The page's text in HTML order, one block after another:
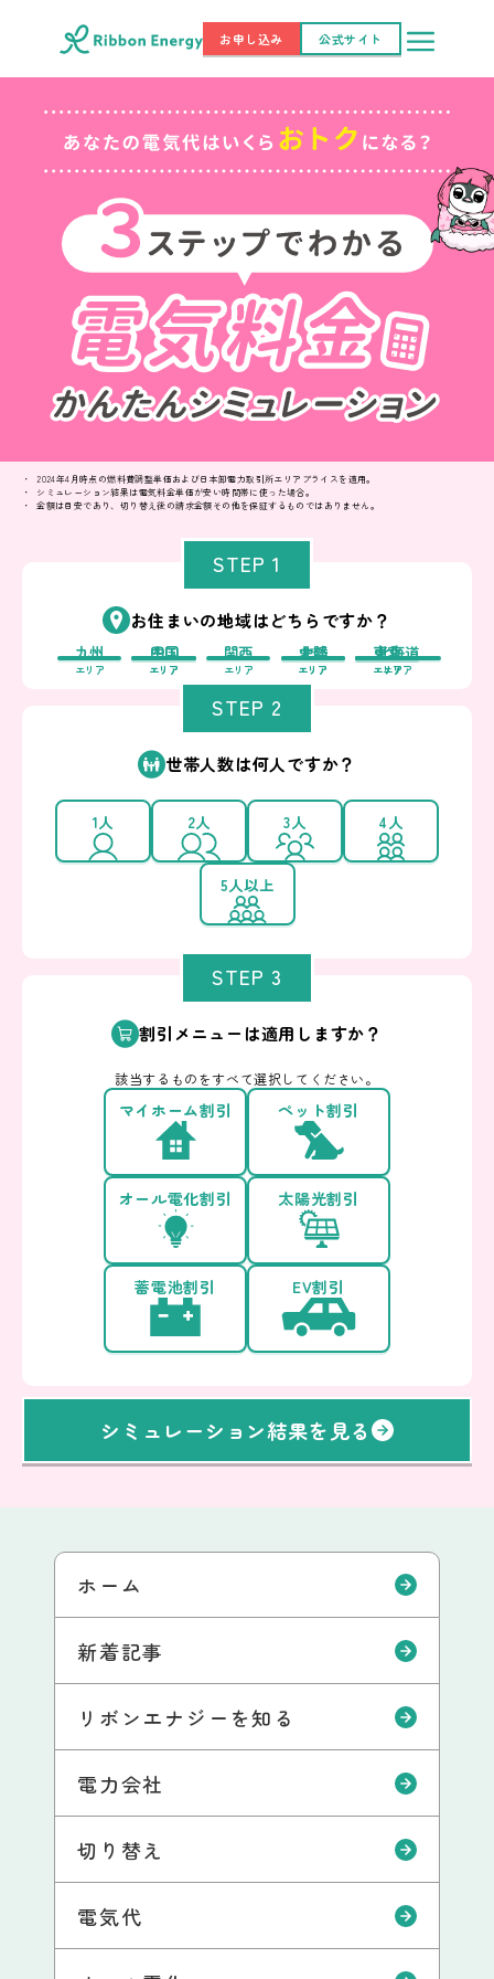
お申し込み 公式サイト
2024年4月時点の燃料費調整単価および日本卸電力取引所エリアプライスを適用。
シミュレーション結果は電気料金単価が安い時間帯に使った場合。
金額は目安であり、切り替え後の請求金額その他を保証するものではありません。
STEP 1
お住まいの地域はどちらですか？
北海道
エリア
東北
エリア
東京
エリア
中部
エリア
北陸
エリア
関西
エリア
中国
エリア
四国
エリア
九州
エリア
STEP 2
世帯人数は何人ですか？
1人 2人 3人 4人
5人以上
STEP 3
割引メニューは適用しますか？
該当するものをすべて選択してください。
マイホーム割引 ペット割引
オール電化割引 太陽光割引
蓄電池割引 EV割引
シミュレーション結果を見る
ホーム
新着記事
リボンエナジーを知る
電力会社
切り替え
電気代